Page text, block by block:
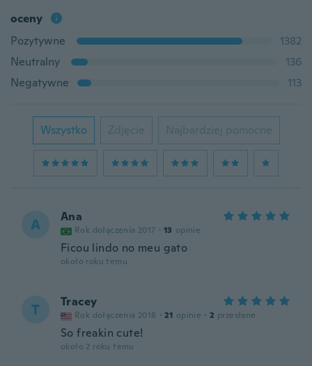
oceny
Pozytywne
1382
Neutralny
136
Negatywne
113
Wszystko Zdjęcie Najbardziej pomocne
A Ana
Rok dołączenia 2017 · 13 opinie
Ficou lindo no meu gato
około roku temu
T Tracey
Rok dołączenia 2018 · 21 opinie · 2 przesłane
So freakin cute!
około 2 roku temu